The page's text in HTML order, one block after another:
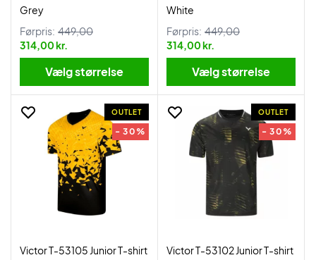
Grey
Førpris: 449,00
314,00 kr.
Vælg størrelse
White
Førpris: 449,00
314,00 kr.
Vælg størrelse
OUTLET
- 30%
Victor T-53105 Junior T-shirt
OUTLET
- 30%
Victor T-53102 Junior T-shirt